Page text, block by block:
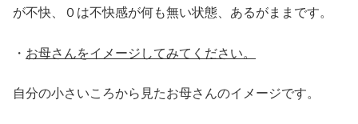
が不快、０は不快感が何も無い状態、あるがままです。
・ お母さんをイメージしてみてください。
自分の小さいころから見たお母さんのイメージです。